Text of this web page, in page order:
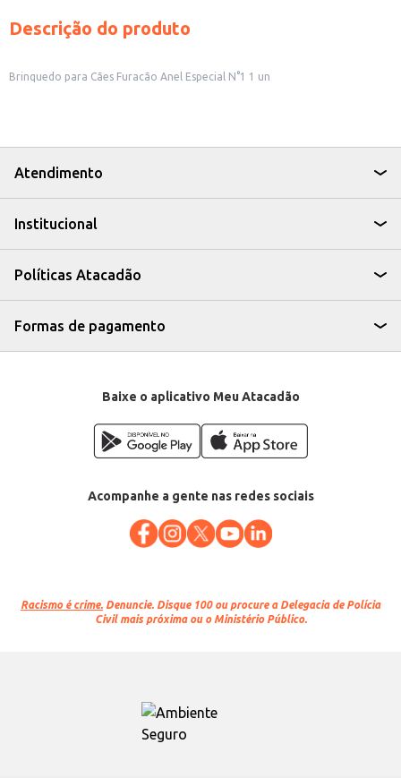
Descrição do produto
Brinquedo para Cães Furacão Anel Especial N°1 1 un
Atendimento
Institucional
Políticas Atacadão
Formas de pagamento
Baixe o aplicativo Meu Atacadão
Acompanhe a gente nas redes sociais
Racismo é crime. Denuncie. Disque 100 ou procure a Delegacia de Polícia
Civil mais próxima ou o Ministério Público.